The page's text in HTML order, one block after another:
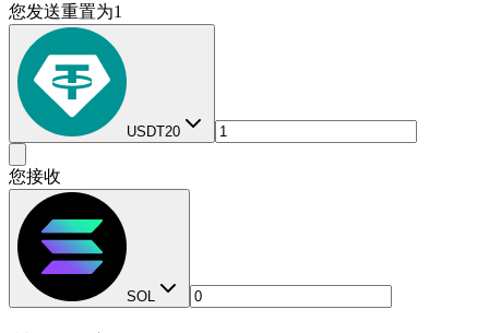
您发送重置为1
USDT20
您接收
SOL